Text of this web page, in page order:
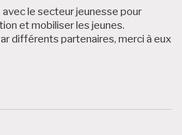
le secteur jeunesse pour
et mobiliser les jeunes.
différents partenaires, merci à eux
plus : Partenaires